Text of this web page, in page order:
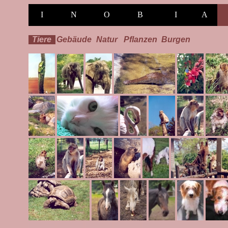
I N O B I A
Tiere Gebäude Natur Pflanzen Burgen